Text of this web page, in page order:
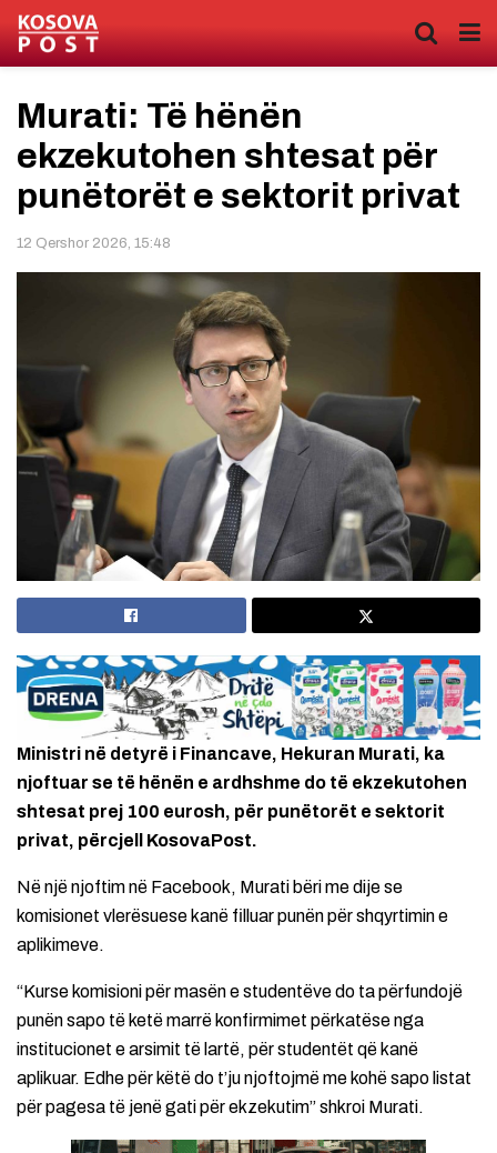
Murati: Të hënën
ekzekutohen shtesat për
punëtorët e sektorit privat
12 Qershor 2026, 15:48
Ministri në detyrë i Financave, Hekuran Murati, ka
njoftuar se të hënën e ardhshme do të ekzekutohen
shtesat prej 100 eurosh, për punëtorët e sektorit
privat, përcjell KosovaPost.
Në një njoftim në Facebook, Murati bëri me dije se
komisionet vlerësuese kanë filluar punën për shqyrtimin e
aplikimeve.
“Kurse komisioni për masën e studentëve do ta përfundojë
punën sapo të ketë marrë konfirmimet përkatëse nga
institucionet e arsimit të lartë, për studentët që kanë
aplikuar. Edhe për këtë do t’ju njoftojmë me kohë sapo listat
për pagesa të jenë gati për ekzekutim” shkroi Murati.